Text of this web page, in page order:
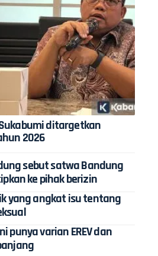
ditargetkan
2026
sebut satwa Bandung
ke pihak berizin
yang angkat isu tentang
punya varian EREV dan